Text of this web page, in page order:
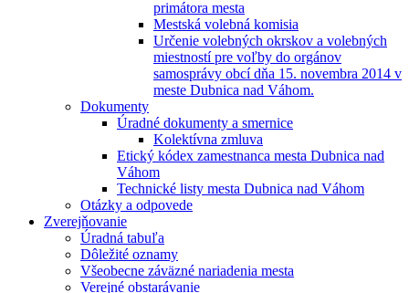
primátora mesta
Mestská volebná komisia
Určenie volebných okrskov a volebných
miestností pre voľby do orgánov
samosprávy obcí dňa 15. novembra 2014 v
meste Dubnica nad Váhom.
Dokumenty
Úradné dokumenty a smernice
Kolektívna zmluva
Etický kódex zamestnanca mesta Dubnica nad
Váhom
Technické listy mesta Dubnica nad Váhom
Otázky a odpovede
Zverejňovanie
Úradná tabuľa
Dôležité oznamy
Všeobecne záväzné nariadenia mesta
Verejné obstarávanie